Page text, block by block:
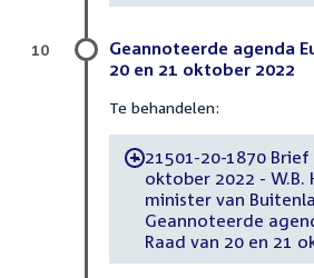
Geannoteerde agenda
20 en 21 oktober 2022
Te behandelen:
-21501-20-1870
oktober 2022 - W.B.
minister van
Geannoteerde
Raad van 20 en 21
10